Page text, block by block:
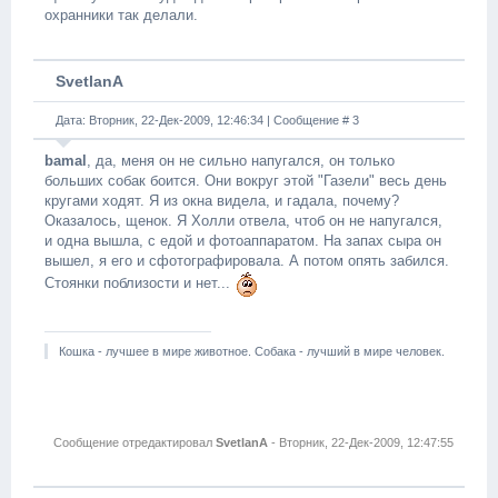
охранники так делали.
SvetlanA
Дата: Вторник, 22-Дек-2009, 12:46:34 | Сообщение # 3
bamal , да, меня он не сильно напугался, он только
больших собак боится. Они вокруг этой "Газели" весь день
кругами ходят. Я из окна видела, и гадала, почему?
Оказалось, щенок. Я Холли отвела, чтоб он не напугался,
и одна вышла, с едой и фотоаппаратом. На запах сыра он
вышел, я его и сфотографировала. А потом опять забился.
Стоянки поблизости и нет...
Кошка - лучшее в мире животное. Собака - лучший в мире человек.
Сообщение отредактировал SvetlanA - Вторник, 22-Дек-2009, 12:47:55